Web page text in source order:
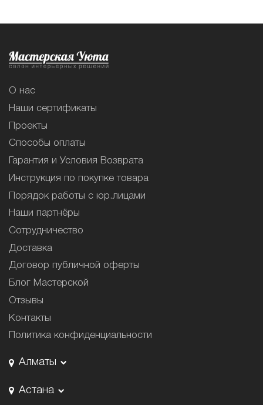
О нас
Наши сертификаты
Проекты
Способы оплаты
Гарантия и Условия Возврата
Инструкция по покупке товара
Порядок работы с юр.лицами
Наши партнёры
Сотрудничество
Доставка
Договор публичной оферты
Блог Мастерской
Отзывы
Контакты
Политика конфиденциальности
Алматы
Астана